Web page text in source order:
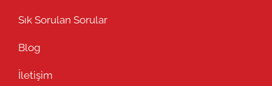
Sık Sorulan Sorular
Blog
İletişim